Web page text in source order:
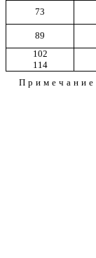
73
89
102
114
Примечание